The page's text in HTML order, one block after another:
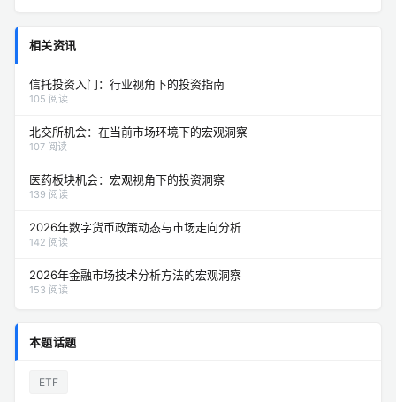
相关资讯
信托投资入门：行业视角下的投资指南
105 阅读
北交所机会：在当前市场环境下的宏观洞察
107 阅读
医药板块机会：宏观视角下的投资洞察
139 阅读
2026年数字货币政策动态与市场走向分析
142 阅读
2026年金融市场技术分析方法的宏观洞察
153 阅读
本题话题
ETF